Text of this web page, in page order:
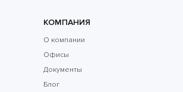
КОМПАНИЯ
О компании
Офисы
Документы
Блог